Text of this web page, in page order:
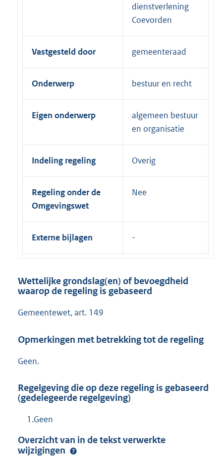
dienstverlening
Coevorden
Vastgesteld door gemeenteraad
Onderwerp bestuur en recht
Eigen onderwerp
algemeen bestuur
en organisatie
Indeling regeling Overig
Regeling onder de
Omgevingswet
Nee
Externe bijlagen
Wettelijke grondslag(en) of bevoegdheid
waarop de regeling is gebaseerd
Gemeentewet, art. 149
Opmerkingen met betrekking tot de regeling
Geen.
Regelgeving die op deze regeling is gebaseerd
(gedelegeerde regelgeving)
1.Geen
Overzicht van in de tekst verwerkte
wijzigingen